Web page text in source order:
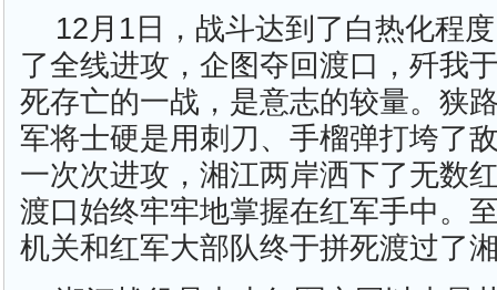
12月1日，战斗达到了白热化程
了全线进攻，企图夺回渡口，歼我
死存亡的一战，是意志的较量。狭
军将士硬是用刺刀、手榴弹打垮了
一次次进攻，湘江两岸洒下了无数
渡口始终牢牢地掌握在红军手中。
机关和红军大部队终于拼死渡过了